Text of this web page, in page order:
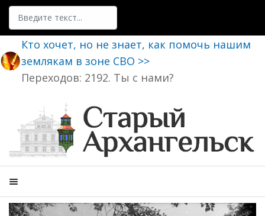
Поиск
Кто хочет, но не знает, как помочь нашим
землякам в зоне СВО >>
Переходов: 2192. Ты с нами?